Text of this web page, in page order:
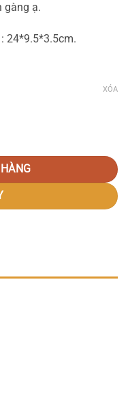
gàng ạ.
24*9.5*3.5cm.
XÓA